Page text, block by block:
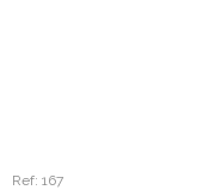
Ref: 167